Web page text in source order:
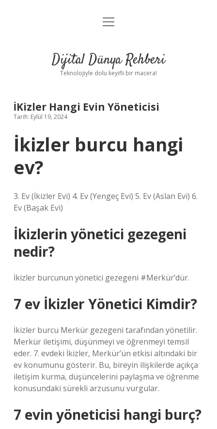
Anasayfa
Yasal Uyarı
menüyü
Dijital Dünya Rehberi
Teknolojiyle dolu keyifli bir macera!
İKizler Hangi Evin Yöneticisi
Tarih: Eylül 19, 2024
İkizler burcu hangi
ev?
3. Ev (İkizler Evi) 4. Ev (Yengeç Evi) 5. Ev (Aslan Evi) 6.
Ev (Başak Evi)
İkizlerin yönetici gezegeni
nedir?
İkizler burcunun yönetici gezegeni #Merkür’dür.
7 ev İkizler Yönetici Kimdir?
İkizler burcu Merkür gezegeni tarafından yönetilir.
Merkür iletişimi, düşünmeyi ve öğrenmeyi temsil
eder. 7. evdeki İkizler, Merkür’ün etkisi altındaki bir
ev konumunu gösterir. Bu, bireyin ilişkilerde açıkça
iletişim kurma, düşüncelerini paylaşma ve öğrenme
konusundaki sürekli arzusunu vurgular.
7 evin yöneticisi hangi burç?